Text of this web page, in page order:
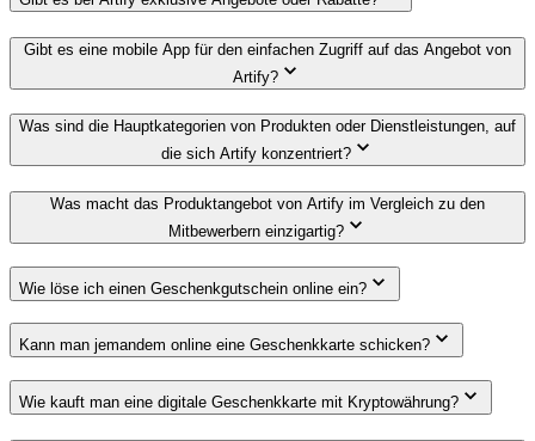
Gibt es eine mobile App für den einfachen Zugriff auf das Angebot von
Artify?
Was sind die Hauptkategorien von Produkten oder Dienstleistungen, auf
die sich Artify konzentriert?
Was macht das Produktangebot von Artify im Vergleich zu den
Mitbewerbern einzigartig?
Wie löse ich einen Geschenkgutschein online ein?
Kann man jemandem online eine Geschenkkarte schicken?
Wie kauft man eine digitale Geschenkkarte mit Kryptowährung?